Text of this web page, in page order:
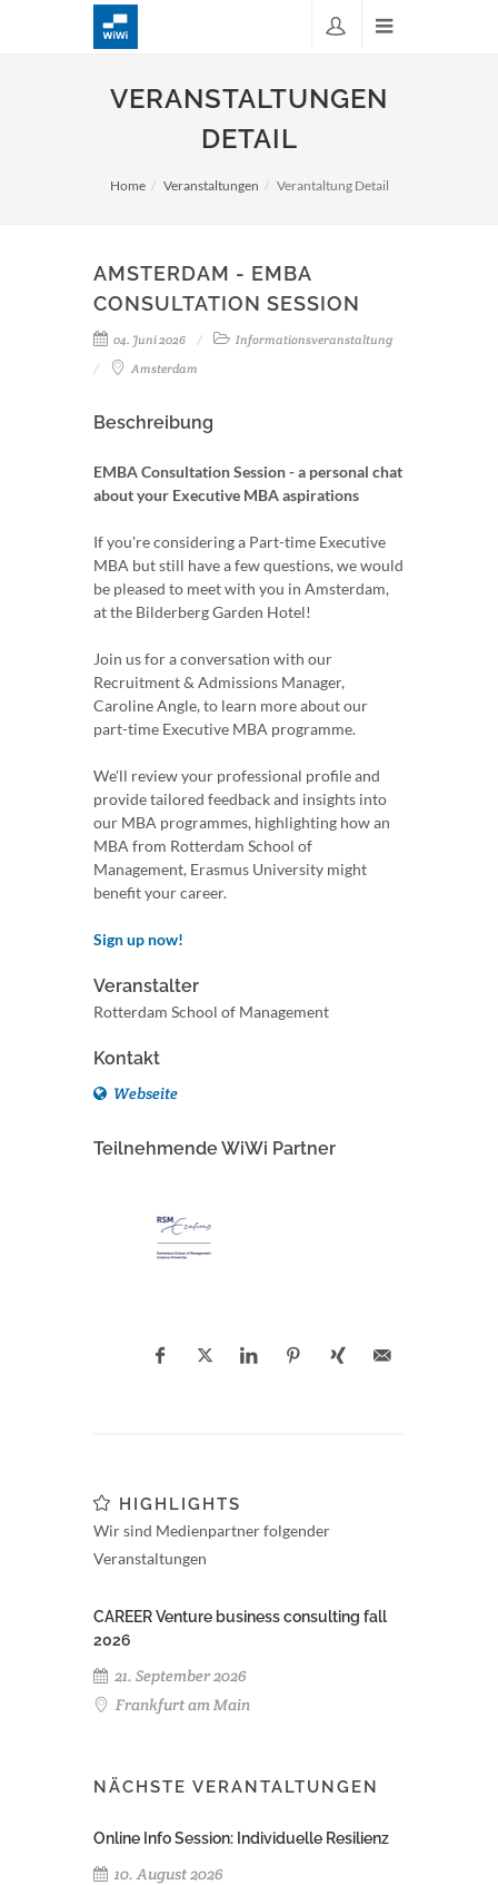
VERANSTALTUNGEN
DETAIL
Home Veranstaltungen Verantaltung Detail
AMSTERDAM - EMBA
CONSULTATION SESSION
04. Juni 2026
Informationsveranstaltung
Amsterdam
Beschreibung
EMBA Consultation Session - a personal chat
about your Executive MBA aspirations
If you're considering a Part-time Executive
MBA but still have a few questions, we would
be pleased to meet with you in Amsterdam,
at the Bilderberg Garden Hotel!
Join us for a conversation with our
Recruitment & Admissions Manager,
Caroline Angle, to learn more about our
part-time Executive MBA programme.
We'll review your professional profile and
provide tailored feedback and insights into
our MBA programmes, highlighting how an
MBA from Rotterdam School of
Management, Erasmus University might
benefit your career.
Sign up now!
Veranstalter
Rotterdam School of Management
Kontakt
Webseite
Teilnehmende WiWi Partner
HIGHLIGHTS
Wir sind Medienpartner folgender
Veranstaltungen
CAREER Venture business consulting fall
2026
21. September 2026
Frankfurt am Main
NÄCHSTE VERANTALTUNGEN
Online Info Session: Individuelle Resilienz
10. August 2026